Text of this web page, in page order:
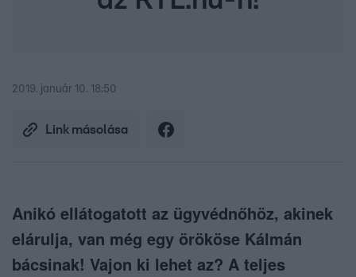
2019. január 10. 18:50
Link másolása
Anikó ellátogatott az ügyvédnőhöz, akinek
elárulja, van még egy örököse Kálmán
bácsinak! Vajon ki lehet az? A teljes